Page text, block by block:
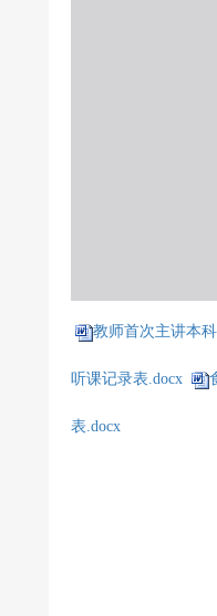
教师首次主讲本
听课记录表.docx
表.docx